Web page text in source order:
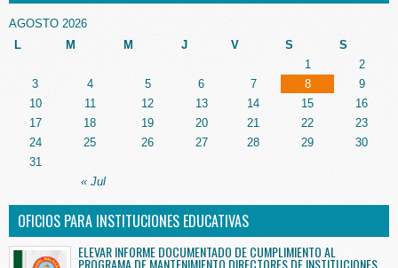
AGOSTO 2026
L
M M J V S S
« Jul
1
2
3
4 5 6 7 8
9
10
11 12 13 14 15
16
17
18 19 20 21 22
23
24
25 26 27 28 29
30
31
OFICIOS PARA INSTITUCIONES EDUCATIVAS
ELEVAR INFORME DOCUMENTADO DE CUMPLIMIENTO AL
PROGRAMA DE MANTENIMIENTO DIRECTORES DE INSTITUCIONES